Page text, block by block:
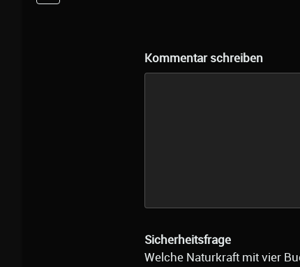
Kommentar schreiben
Sicherheitsfrage
Welche Naturkraft mit vier